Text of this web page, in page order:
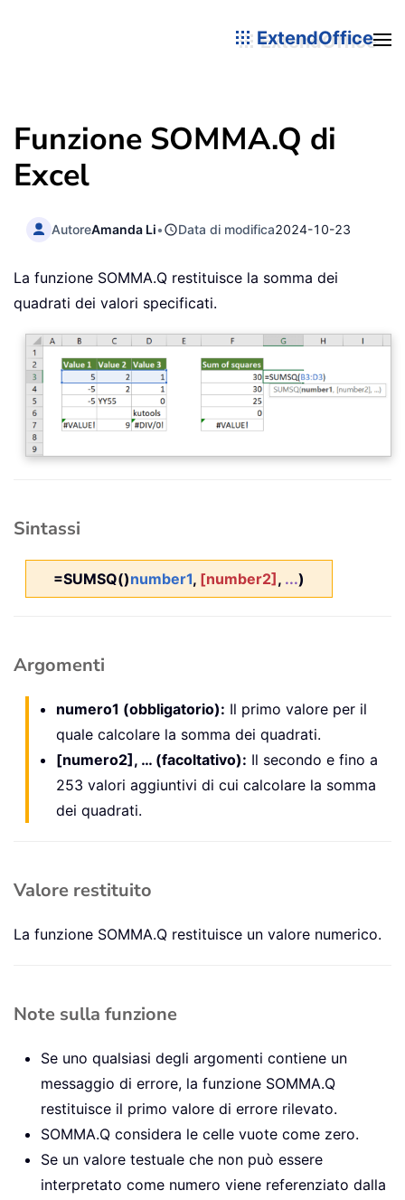
ExtendOffice
Funzione SOMMA.Q di
Excel
AutoreAmanda Li• Data di modifica2024-10-23
La funzione SOMMA.Q restituisce la somma dei
quadrati dei valori specificati.
Sintassi
=SUMSQ()number1, [number2] , ...)
Argomenti
numero1 (obbligatorio): Il primo valore per il
quale calcolare la somma dei quadrati.
[numero2], … (facoltativo): Il secondo e fino a
253 valori aggiuntivi di cui calcolare la somma
dei quadrati.
Valore restituito
La funzione SOMMA.Q restituisce un valore numerico.
Note sulla funzione
Se uno qualsiasi degli argomenti contiene un
messaggio di errore, la funzione SOMMA.Q
restituisce il primo valore di errore rilevato.
SOMMA.Q considera le celle vuote come zero.
Se un valore testuale che non può essere
interpretato come numero viene referenziato dalla